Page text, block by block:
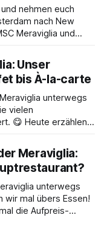
nehmen euch
nach New
Meraviglia und
dankbar! Aber
Unser
bis À-la-carte
unterwegs
vielen
😋 Heute erzählen
auf die
À-la-carte-Restaurants. An BordMeraviglia:
unterwegs
wir mal übers Essen!
die Aufpreis-